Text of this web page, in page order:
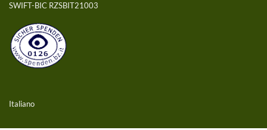
SWIFT-BIC RZSBIT21003
Italiano